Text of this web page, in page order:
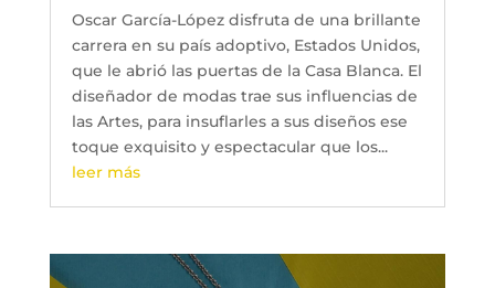
Oscar García-López disfruta de una brillante
carrera en su país adoptivo, Estados Unidos,
que le abrió las puertas de la Casa Blanca. El
diseñador de modas trae sus influencias de
las Artes, para insuflarles a sus diseños ese
toque exquisito y espectacular que los...
leer más